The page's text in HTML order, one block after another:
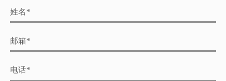
姓名*
邮箱*
电话*